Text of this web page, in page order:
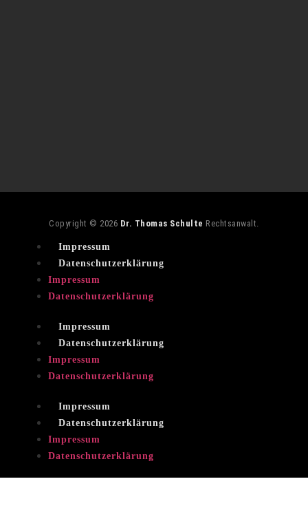
Copyright © 2026 Dr. Thomas Schulte Rechtsanwalt.
Impressum
Datenschutzerklärung
Impressum
Datenschutzerklärung
Impressum
Datenschutzerklärung
Impressum
Datenschutzerklärung
Impressum
Datenschutzerklärung
Impressum
Datenschutzerklärung